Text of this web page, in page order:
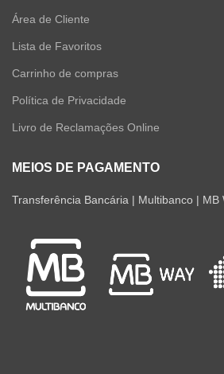
Área de Cliente
Lista de Favoritos
Carrinho de compras
Política de Privacidade
Livro de Reclamações Online
MEIOS DE PAGAMENTO
Transferência Bancária | Multibanco | MB